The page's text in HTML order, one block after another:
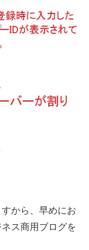
から、早めにお
ス商用ブログを